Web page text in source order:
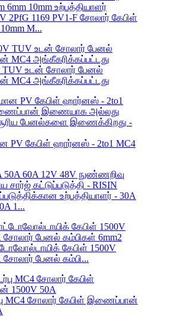
2PfG 1169 PV1-F சோலார் கேபிள்
M...
TUV உடன் சோலார் பேனல்
அங்கீகரிக்கப்பட்டது
PV கேபிள் ஹார்னஸ் - 2to1 MC4
உற்பத்தியாளர் - 30A
1...
கேபிள் 1500V
சோலார் பேனல் கம்பி...
MC4 சோலார் கேபிள் இணைப்பான்